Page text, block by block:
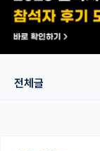
반도체 아카데미
재팬라운지 🌸
전체글